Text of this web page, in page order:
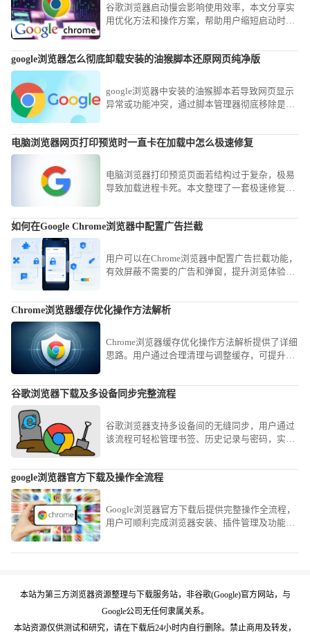
谷歌浏览器启动慢会影响使用效率，本文分享实
用优化方法和操作方案，帮助用户缩短启动时
google浏览器怎么彻底卸载安装的油猴脚本还原网页纯净版
google浏览器中安装的油猴脚本若导致网页显示
异常或功能冲突，通过脚本管理器彻底移除是最
态。
电脑浏览器网页打印预览时一直卡在加载中怎么极速修复
电脑浏览器打印预览页面若结构过于复杂，极易
导致加载进程卡死。本文整理了一套极速修复方
如何在Google Chrome浏览器中配置广告拦截
用户可以在Chrome浏览器中配置广告拦截功能，
有效屏蔽不需要的广告和弹窗，提升浏览体验并
Chrome浏览器缓存优化操作方法解析
Chrome浏览器缓存优化操作方法解析提供了详细
思路。用户通过合理清理与调整缓存，可提升浏
谷歌浏览器下载及多设备同步完整流程
谷歌浏览器支持多设备间的无缝同步，用户通过
该流程可轻松管理书签、历史记录与密码，实现
google浏览器官方下载及操作全流程
Google浏览器官方下载后提供完整操作全流程，
用户可顺利完成浏览器安装、插件管理及功能配
本站为第三方浏览器资源整理与下载服务站，非谷歌(Google)官方网站，与
Google公司无任何隶属关系。
本站资源仅供测试和研究，请在下载后24小时内自行删除。禁止商用及转发，